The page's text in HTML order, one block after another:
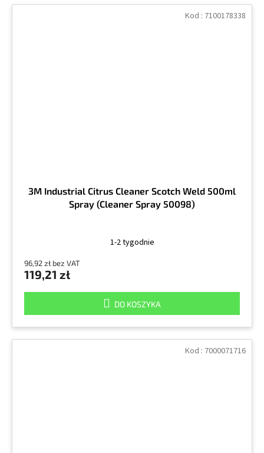
3M Industrial Citrus Cleaner Scotch Weld 500ml
Spray (Cleaner Spray 50098)
1-2 tygodnie
96,92 zł bez VAT
119,21 zł
DO KOSZYKA
Kod : 7100178338
Kod : 7000071716